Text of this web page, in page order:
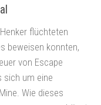
flüchteten
beweisen konnten,
von Escape
sich um eine
Wie dieses